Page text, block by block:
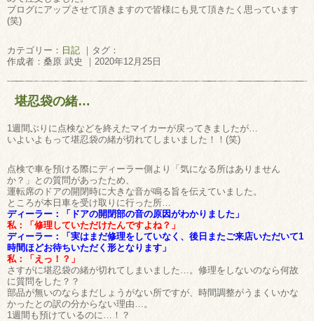
ブログにアップさせて頂きますので皆様にも見て頂きたく思っています
(笑)
カテゴリー： 日記 ｜タグ：
作成者：桑原 武史 ｜2020年12月25日
堪忍袋の緒…
1週間ぶりに点検などを終えたマイカーが戻ってきましたが…
いよいよもって堪忍袋の緒が切れてしまいました！！(笑)
点検で車を預ける際にディーラー側より「気になる所はありません
か？」との質問があったため、
運転席のドアの開閉時に大きな音が鳴る旨を伝えていました。
ところが本日車を受け取りに行った所…
ディーラー：「ドアの開閉部の音の原因がわかりました」
私：「修理していただけたんですよね？」
ディーラー：「実はまだ修理をしていなく、後日またご来店いただいて1
時間ほどお待ちいただく形となります」
私：「えっ！？」
さすがに堪忍袋の緒が切れてしまいました…。修理をしないのなら何故
に質問をした？？
部品が無いのならまだしょうがない所ですが、時間調整がうまくいかな
かったとの訳の分からない理由…。
1週間も預けているのに…！？